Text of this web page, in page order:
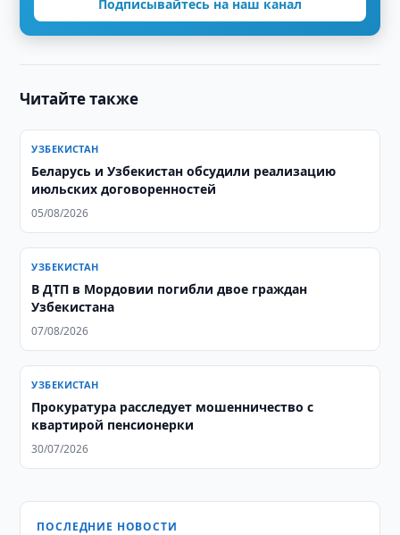
Подписывайтесь на наш канал
Читайте также
УЗБЕКИСТАН
Беларусь и Узбекистан обсудили реализацию
июльских договоренностей
05/08/2026
УЗБЕКИСТАН
В ДТП в Мордовии погибли двое граждан
Узбекистана
07/08/2026
УЗБЕКИСТАН
Прокуратура расследует мошенничество с
квартирой пенсионерки
30/07/2026
ПОСЛЕДНИЕ НОВОСТИ